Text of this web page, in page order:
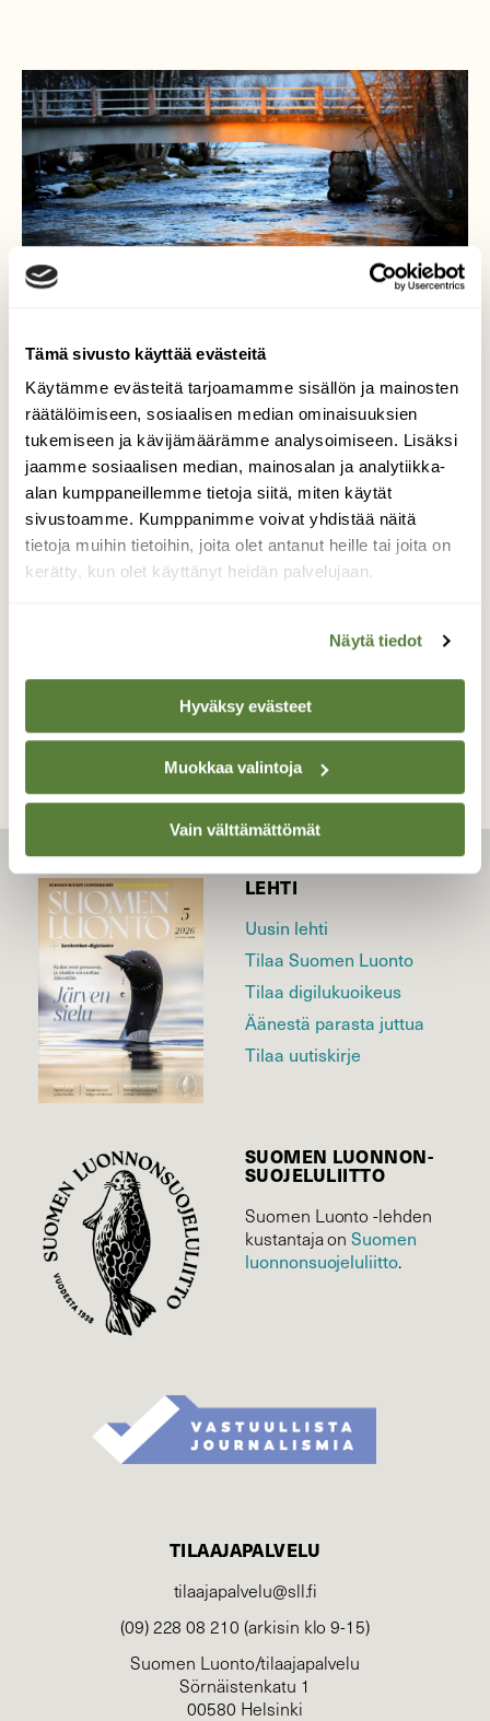
Tämä sivusto käyttää evästeitä
Käytämme evästeitä tarjoamamme sisällön ja mainosten
räätälöimiseen, sosiaalisen median ominaisuuksien
tukemiseen ja kävijämäärämme analysoimiseen. Lisäksi
jaamme sosiaalisen median, mainosalan ja analytiikka-
alan kumppaneillemme tietoja siitä, miten käytät
sivustoamme. Kumppanimme voivat yhdistää näitä
tietoja muihin tietoihin, joita olet antanut heille tai joita on
kerätty, kun olet käyttänyt heidän palvelujaan.
Näytä tiedot
Hyväksy evästeet
Muokkaa valintoja
Vain välttämättömät
Oranssi aamu
Aamuaurinko värjäsi pakkasaamun
oranssilla väreillä,oli kaunista ja kylmää!
Valokuvaaja: sirpa jyske, Virrat 27.3-22
TAKAISIN LISTAAN
LEHTI
Uusin lehti
Tilaa Suomen Luonto
Tilaa digilukuoikeus
Äänestä parasta juttua
Tilaa uutiskirje
SUOMEN LUONNON­
SUOJELU­LIITTO
Suomen Luonto -lehden
kustantaja onSuomen
luonnonsuojelu­liitto.
TILAAJAPALVELU
tilaajapalvelu@sll.fi
(09) 228 08 210 (arkisin klo 9-15)
Suomen Luonto/tilaajapalvelu
Sörnäistenkatu 1
00580 Helsinki